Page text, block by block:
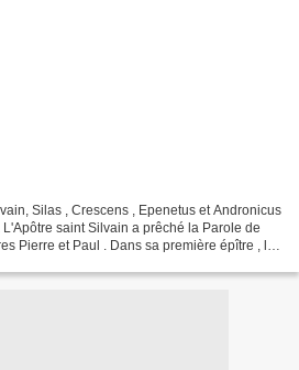
Silas , Crescens , Epenetus et Andronicus
saint Silvain a prêché la Parole de
Pierre et Paul . Dans sa première épître , le